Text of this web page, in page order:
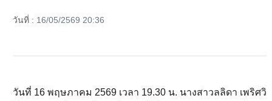
วันที่ : 16/05/2569 20:36
วันที่ 16 พฤษภาคม 2569 เวลา 19.30 น. นางสาวลลิดา เพริ